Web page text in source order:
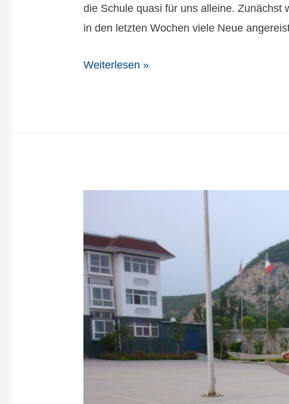
die Schule quasi für uns alleine. Zunächst
in den letzten Wochen viele Neue
Weiterlesen »